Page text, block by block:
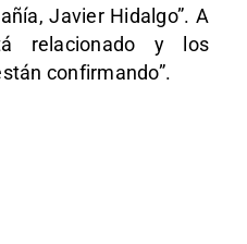
Javier Hidalgo”. A
relacionado y los
confirmando”.